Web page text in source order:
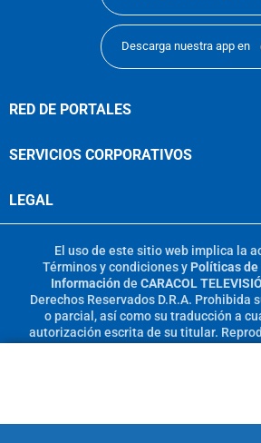
Descarga nuestra app en
RED DE PORTALES
SERVICIOS CORPORATIVOS
LEGAL
El uso de este sitio web implica la
Términos y condicionesy Políticas
Información de CARACOL
Derechos Reservados D.R.A. Prohibida
o parcial, así como su traducción a
autorización escrita de su titular.